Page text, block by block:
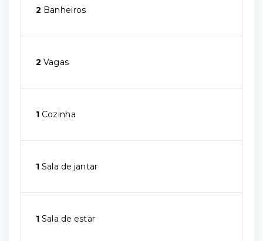
2 Banheiros
2 Vagas
1 Cozinha
1 Sala de jantar
1 Sala de estar